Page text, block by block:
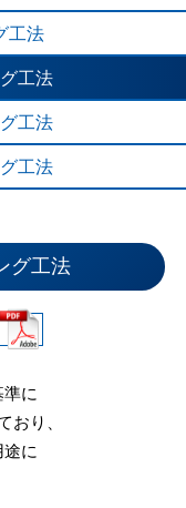
工法
工法
工法
工法
工法
と
せ、
剤や熱
ります。
グ工法
に
おり、
途に
グ工法
る
の腐食
アル』に
法です。
材
に優れる
準に
り、
。